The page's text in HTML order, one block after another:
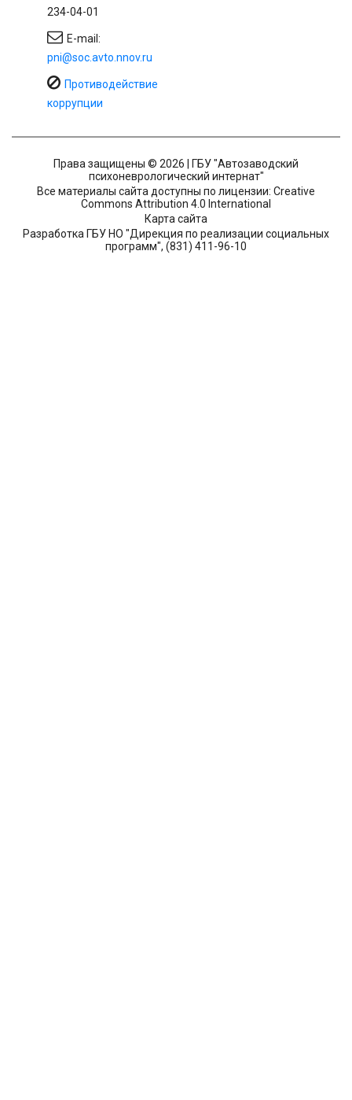
234-04-01
E-mail:
pni@soc.avto.nnov.ru
Противодействие
коррупции
Права защищены © 2026 | ГБУ "Автозаводский
психоневрологический интернат"
Все материалы сайта доступны по лицензии: Creative
Commons Attribution 4.0 International
Карта сайта
Разработка ГБУ НО "Дирекция по реализации социальных
программ", (831) 411-96-10